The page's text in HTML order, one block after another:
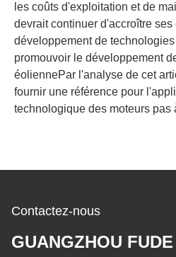
les coûts d'exploitation et de
devrait continuer d'accroître
développement de
promouvoir le développement
éoliennePar l'analyse de cet
fournir une référence pour
technologique des moteurs pas
Contactez-nous
GUANGZHOU